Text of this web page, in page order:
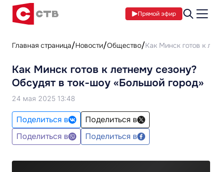
Прямой эфир
Главная страница Новости Общество Как Минск готов к
Как Минск готов к летнему сезону?
Обсудят в ток-шоу «Большой город»
24 мая 2025 13:48
Поделиться в
Поделиться в
Поделиться в
Поделиться в